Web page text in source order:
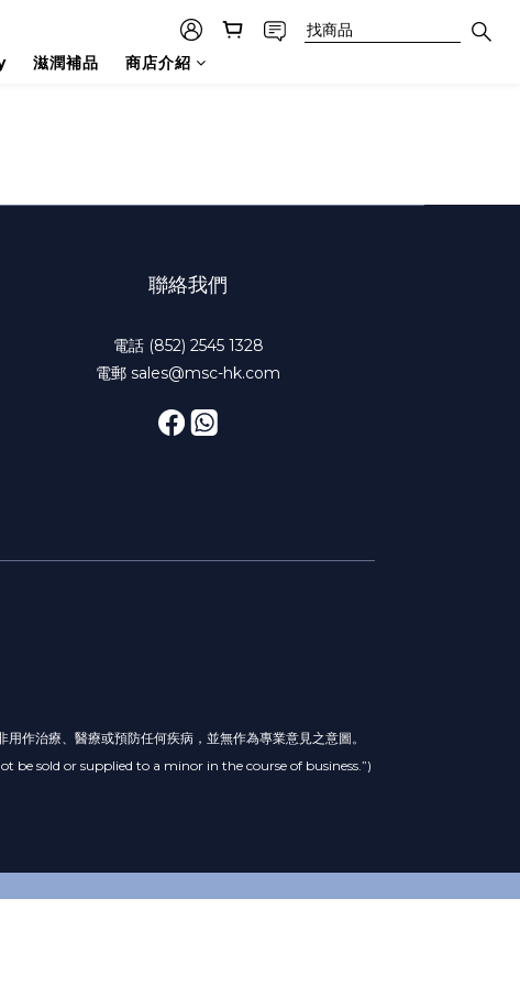
滋潤補品 商店介紹
聯絡我們
電話 (852) 2545 1328
電郵 sales@msc-hk.com
作治療、醫療或預防任何疾病，並無作為專業意見之意圖。
be sold or supplied to a minor in the course of business.”)